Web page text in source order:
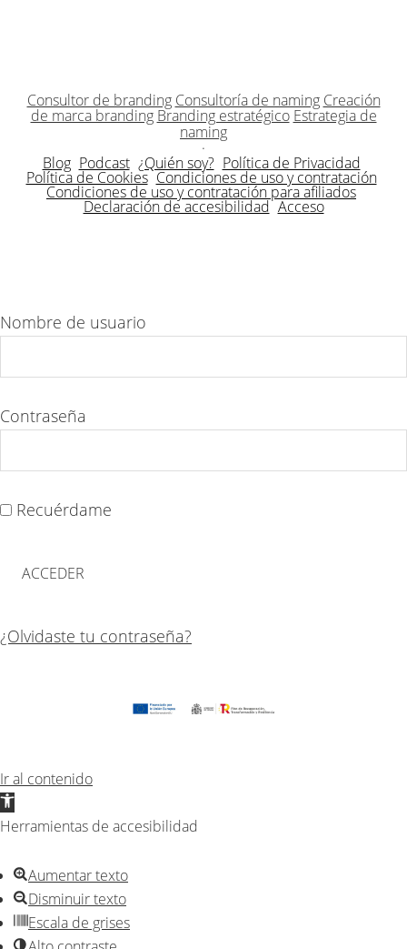
Consultor de branding Consultoría de naming Creación
de marca branding Branding estratégico Estrategia de
naming
·
Blog Podcast ¿Quién soy? Política de Privacidad
Política de Cookies Condiciones de uso y contratación
Condiciones de uso y contratación para afiliados
Declaración de accesibilidad Acceso
Nombre de usuario
Contraseña
Recuérdame
¿Olvidaste tu contraseña?
Ir al contenido
Abrir
barra
herramientas
Herramientas de accesibilidad
Aumentar texto
Disminuir texto
Escala de grises